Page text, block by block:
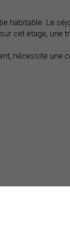
habitable. Le
cet étage, une
nécessite une